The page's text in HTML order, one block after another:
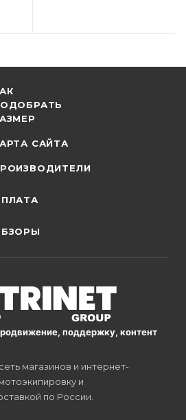
САЙТА
поддержку, контент
магазинов и интернет-
и
по России.